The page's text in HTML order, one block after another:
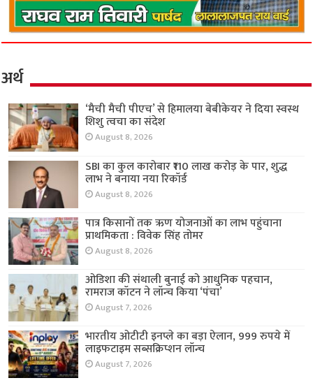
अर्थ
‘मैची मैची पीएच’ से हिमालया बेबीकेयर ने दिया स्वस्थ
शिशु त्वचा का संदेश
August 8, 2026
SBI का कुल कारोबार ₹110 लाख करोड़ के पार, शुद्ध
लाभ ने बनाया नया रिकॉर्ड
August 8, 2026
पात्र किसानों तक ऋण योजनाओं का लाभ पहुंचाना
प्राथमिकता : विवेक सिंह तोमर
August 8, 2026
ओडिशा की संथाली बुनाई को आधुनिक पहचान,
रामराज कॉटन ने लॉन्च किया ‘पंचा’
August 7, 2026
भारतीय ओटीटी इनप्ले का बड़ा ऐलान, 999 रुपये में
लाइफटाइम सब्सक्रिप्शन लॉन्च
August 7, 2026